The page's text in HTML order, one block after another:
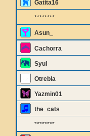
Gatita16
********
Asun_
Cachorra
Syul
Otrebla
Yazmin01
the_cats
********